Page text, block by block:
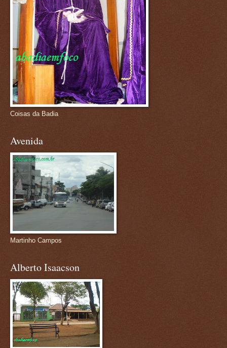
Coisas da Badia
Avenida
Martinho Campos
Alberto Isaacson